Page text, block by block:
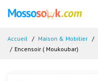
Accueil Maison & Mobilier
Encensoir ( Moukoubar)